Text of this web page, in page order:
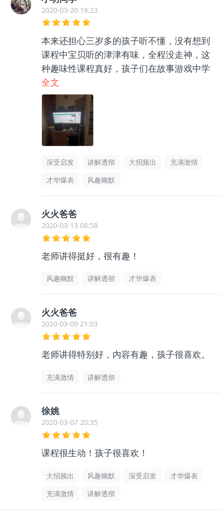
2020-03-20 19:23
本来还担心三岁多的孩子听不懂，没有想到
课程中宝贝听的津津有味，全程没走神，这
种趣味性课程真好，孩子们在故事游戏中学
会围棋和数学知识，还能学会成语。
全文
深受启发 讲解透彻 大招频出
充满激情
才华爆表
风趣幽默
火火爸爸
2020-03-13 08:58
老师讲得挺好，很有趣！
风趣幽默 讲解透彻 才华爆表
火火爸爸
2020-03-09 21:03
老师讲得特别好，内容有趣，孩子很喜欢。
充满激情 讲解透彻
徐姚
2020-03-07 20:35
课程很生动！孩子很喜欢！
大招频出 风趣幽默 深受启发
才华爆表
充满激情
讲解透彻